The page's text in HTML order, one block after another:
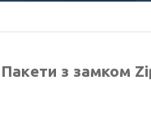
Пакети з замком